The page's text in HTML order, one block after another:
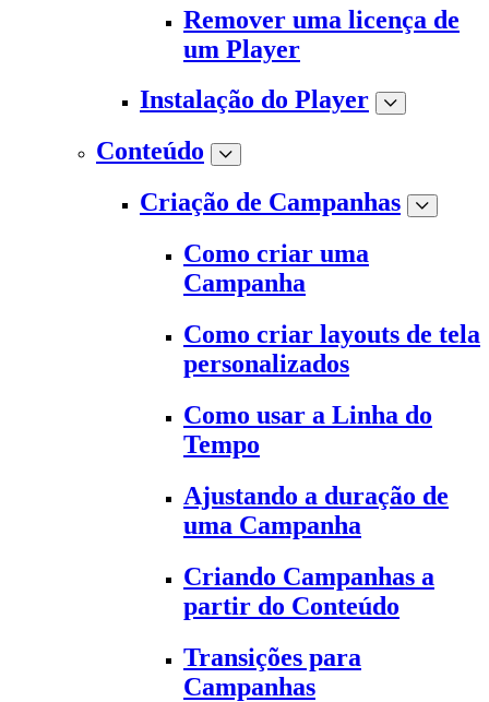
Remover uma licença de
um Player
Instalação do Player
Conteúdo
Criação de Campanhas
Como criar uma
Campanha
Como criar layouts de tela
personalizados
Como usar a Linha do
Tempo
Ajustando a duração de
uma Campanha
Criando Campanhas a
partir do Conteúdo
Transições para
Campanhas